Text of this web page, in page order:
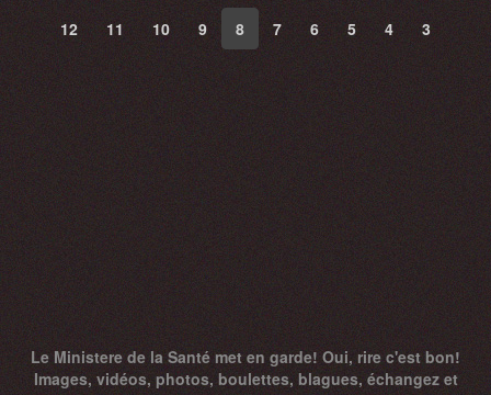
12 11 10 9 8 7 6 5 4 3
Le Ministere de la Santé met en garde! Oui, rire c'est bon!
Images, vidéos, photos, boulettes, blagues, échangez et